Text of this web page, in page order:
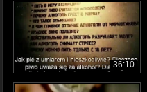
36:10